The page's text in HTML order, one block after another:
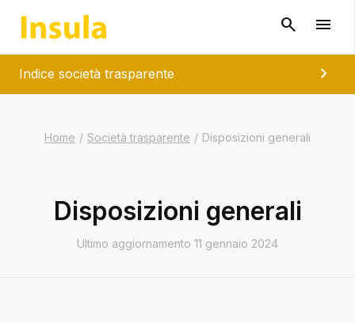
Indice società trasparente chevron_right
Home / Società trasparente / Disposizioni generali
Disposizioni generali
Ultimo aggiornamento 11 gennaio 2024